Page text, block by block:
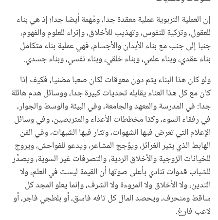
إن العملية التربوية عملية معقدة جدا، ومُهمة أيضا جدا؛ إذ هي بناء
للعقول، وتزكية للنفوس، وتهذيب للأخلاق، وإثراء للعلوم والفهوم،
جنبا إلى جنب مع بناء الأبدان والأجسام، فهي عملية بناء متكامل
بناء عقدي، وبناء علمي، وبناء خلقي، وبناء نفسي، وبناء جسدي.
ولو كان هذا البناء يتم دون معوقات لكان صعبا مضنيا، فكيف إذا
كان مع كل هذا العناء يقابله تحديات كبيرة جدا، ووسائل هدم هائلة
جدا: في المدرسة والمعهد والجامعة، وفي البيئة والوسط والجوار،
في رفقاء السوء، وكذا مخططات الأعداء والمتربصين، وفي وسائل
الإعلام التي تعرض فيها الشهوات، وتثار فيها الشبهات، وفي الفن
الهابط الذي يثير الغرائز، ويؤجج المشاعر، ويدعو للفواحش، ويروج
للخيانات الزوجية والأخلاق الردية، والتصرفات غير السوية، ويصدِّر
للشباب قدوات تنادي بأعلى صوتها أن القيمة ليست في العلم، ولا
التدين، ولا الأخلاق ولا المروءة ولا الشرف، وإنما يعلو المجد كل
ساقط ومنحرف، ويحصد المال كل تافه فاسق، أو بلطجي فاجر، أو
لاعب فارغ.